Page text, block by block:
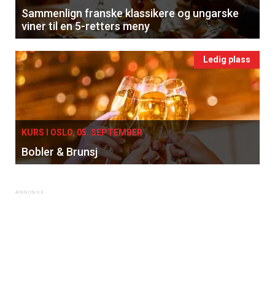
×
Få ukentlige nyhetsbrev fra
Apéritif
Vi tilbyr flere ukentlige nyhetsbrev. Du
kan fritt velge hvilke du ønsker å få
tilsendt.
Registrer deg
Sammenlign franske klassikere og ungarske
viner til en 5-retters meny
Ledig plass
KURS I OSLO, 05. SEPTEMBER
Bobler & Brunsj